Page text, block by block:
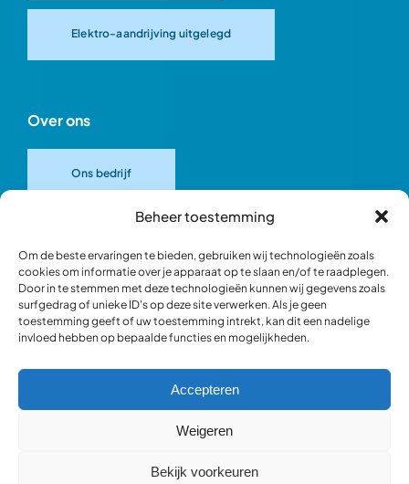
Beheer toestemming
Om de beste ervaringen te bieden, gebruiken wij technologieën zoals
cookies om informatie over je apparaat op te slaan en/of te raadplegen.
Door in te stemmen met deze technologieën kunnen wij gegevens zoals
surfgedrag of unieke ID's op deze site verwerken. Als je geen
toestemming geeft of uw toestemming intrekt, kan dit een nadelige
invloed hebben op bepaalde functies en mogelijkheden.
Accepteren
Weigeren
Bekijk voorkeuren
Elektro-aandrijving uitgelegd
Over ons
Ons bedrijf
Ons team
Blik in de werkplaats
Webshop occasions